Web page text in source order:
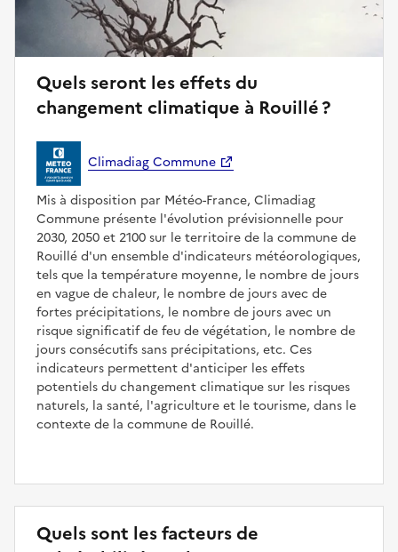
Quels seront les effets du
changement climatique à Rouillé ?
Climadiag Commune
Mis à disposition par Météo-France, Climadiag
Commune présente l'évolution prévisionnelle pour
2030, 2050 et 2100 sur le territoire de la commune de
Rouillé d'un ensemble d'indicateurs météorologiques,
tels que la température moyenne, le nombre de jours
en vague de chaleur, le nombre de jours avec de
fortes précipitations, le nombre de jours avec un
risque significatif de feu de végétation, le nombre de
jours consécutifs sans précipitations, etc. Ces
indicateurs permettent d'anticiper les effets
potentiels du changement climatique sur les risques
naturels, la santé, l'agriculture et le tourisme, dans le
contexte de la commune de Rouillé.
Quels sont les facteurs de